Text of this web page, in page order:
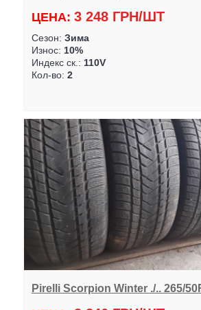
ЦЕНА: 3 248 ГРН/ШТ
Сезон: Зима
Износ: 10%
Индекс ск.: 110V
Кол-во: 2
Pirelli Scorpion Winter ./.. 265/